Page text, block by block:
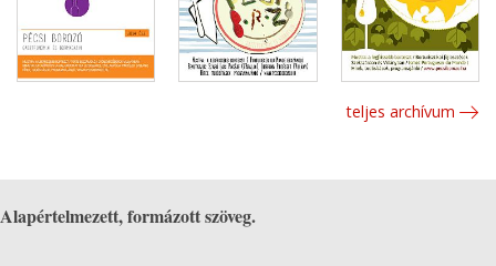
teljes archívum
Alapértelmezett, formázott szöveg.